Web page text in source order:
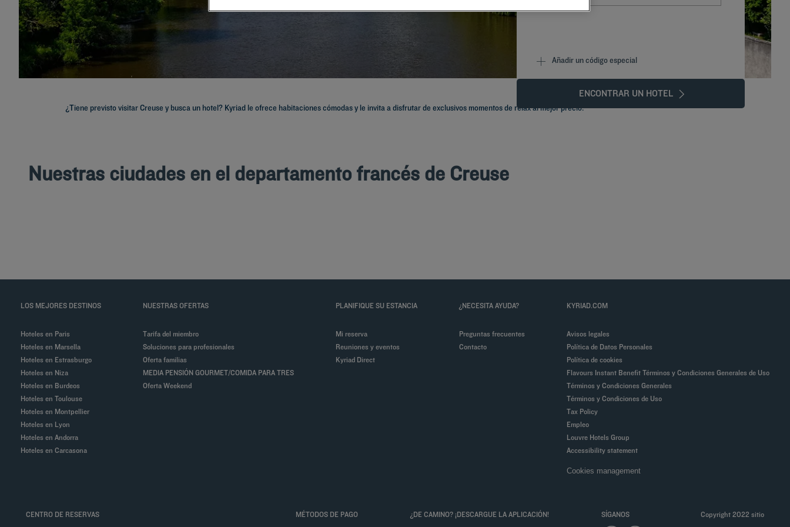
ENCONTRAR UN HOTEL
Añadir un código especial
¿Tiene previsto visitar Creuse y busca un hotel? Kyriad le ofrece habitaciones cómodas y le invita a disfrutar de exclusivos momentos de relax al mejor precio.
Nuestras ciudades en el departamento francés de Creuse
LOS MEJORES DESTINOS
Hoteles en Paris
Hoteles en Marsella
Hoteles en Estrasburgo
Hoteles en Niza
Hoteles en Burdeos
Hoteles en Toulouse
Hoteles en Montpellier
Hoteles en Lyon
Hoteles en Andorra
Hoteles en Carcasona
NUESTRAS OFERTAS
Tarifa del miembro
Soluciones para profesionales
Oferta familias
MEDIA PENSIÓN GOURMET/COMIDA PARA TRES
Oferta Weekend
PLANIFIQUE SU ESTANCIA
Mi reserva
Reuniones y eventos
Kyriad Direct
¿NECESITA AYUDA?
Preguntas frecuentes
Contacto
KYRIAD.COM
Avisos legales
Política de Datos Personales
Política de cookies
Flavours Instant Benefit Términos y Condiciones Generales de Uso
Términos y Condiciones Generales
Términos y Condiciones de Uso
Tax Policy
Empleo
Louvre Hotels Group
Accessibility statement
Cookies management
CENTRO DE RESERVAS MÉTODOS DE PAGO ¿DE CAMINO? ¡DESCARGUE LA APLICACIÓN! SÍGANOS Copyright 2022 sitio